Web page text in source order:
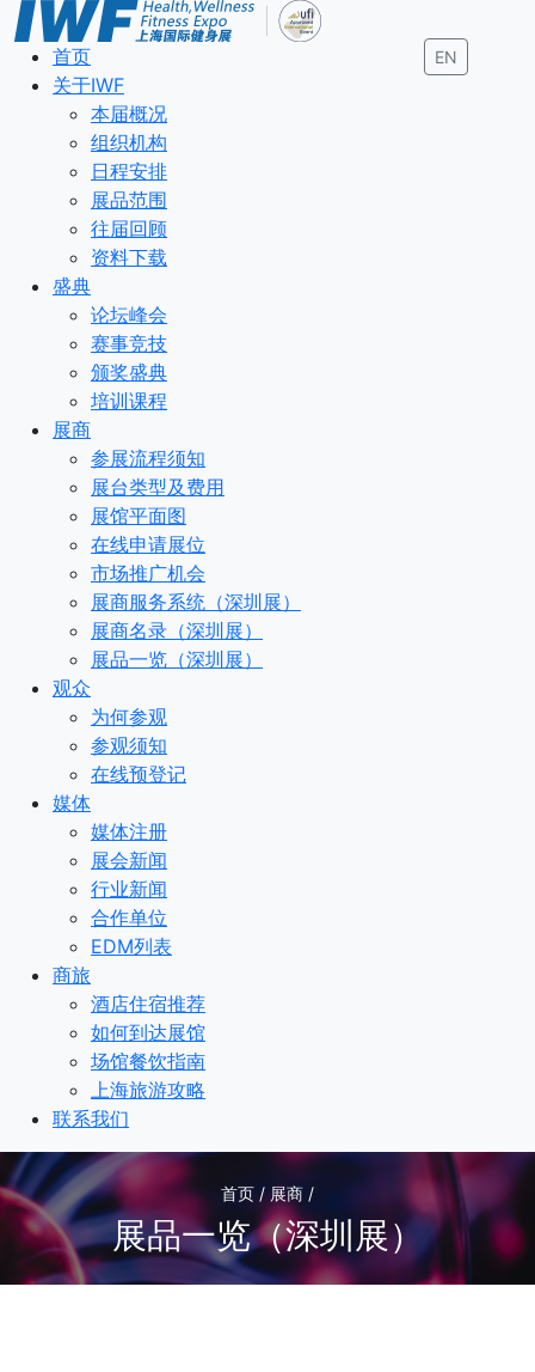
EN
首页
关于IWF
本届概况
组织机构
日程安排
展品范围
往届回顾
资料下载
盛典
论坛峰会
赛事竞技
颁奖盛典
培训课程
展商
参展流程须知
展台类型及费用
展馆平面图
在线申请展位
市场推广机会
展商服务系统（深圳展）
展商名录（深圳展）
展品一览（深圳展）
观众
为何参观
参观须知
在线预登记
媒体
媒体注册
展会新闻
行业新闻
合作单位
EDM列表
商旅
酒店住宿推荐
如何到达展馆
场馆餐饮指南
上海旅游攻略
联系我们
首页 / 展商 /
展品一览（深圳展）